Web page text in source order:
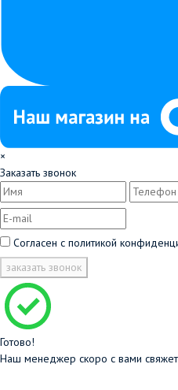
×
Заказать звонок
Согласен с политикой
заказать звонок
Готово!
Наш менеджер скоро с вами